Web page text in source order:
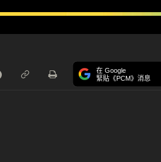
在 Google
緊貼《PCM》消息